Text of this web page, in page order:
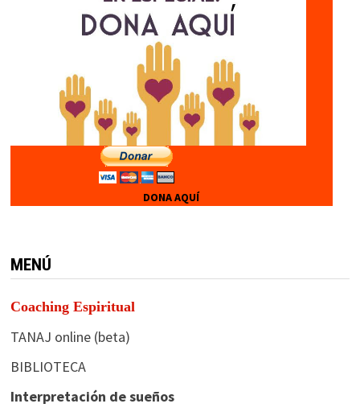
DONA AQUÍ
MENÚ
Coaching Espiritual
TANAJ online (beta)
BIBLIOTECA
Interpretación de sueños